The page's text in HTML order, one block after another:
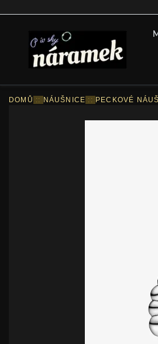
DOMŮ :: NÁUŠNICE :: PECKOVÉ